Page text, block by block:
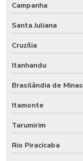
Campanha
Santa Juliana
Cruzília
Itanhandu
Brasilândia de Minas
Itamonte
Tarumirim
Rio Piracicaba